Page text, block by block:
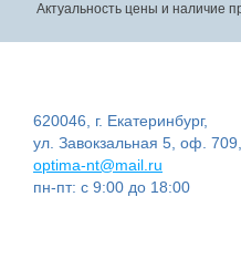
Актуальность цены и наличие
620046, г. Екатеринбург,
ул. Завокзальная 5, оф. 709,
optima-nt@mail.ru
пн-пт: с 9:00 до 18:00